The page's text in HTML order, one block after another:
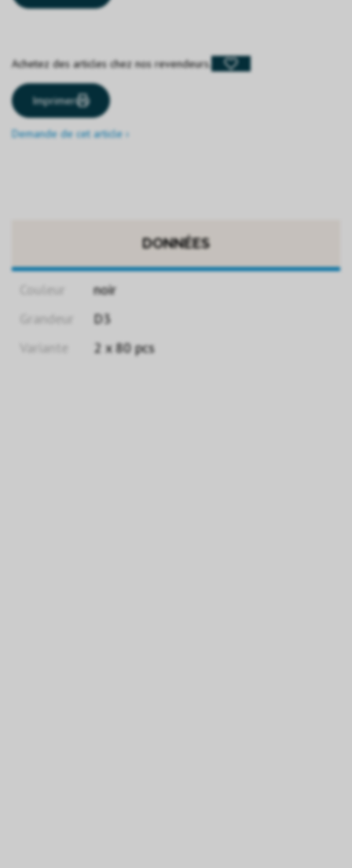
Achetez des articles chez nos revendeurs.
Imprimer
Demande de cet article ›
DONNÉES
Couleur
noir
Grandeur
D3
Variante
2 x 80 pcs